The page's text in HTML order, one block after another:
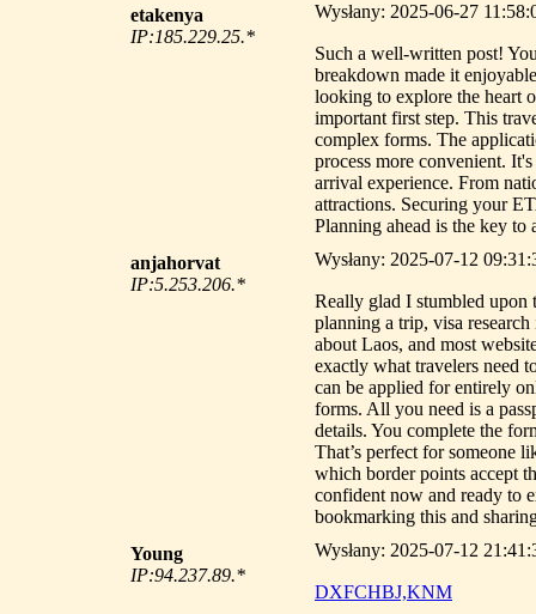
etakenya
IP:185.229.25.*
Wysłany: 2025-06-27
Such a well-written post!
breakdown made it
looking to explore the heart
important first step. This
complex forms. The
process more convenient.
arrival experience. From
attractions. Securing your
Planning ahead is the key to
anjahorvat
IP:5.253.206.*
Wysłany: 2025-07-12
Really glad I stumbled
planning a trip, visa
about Laos, and most
exactly what travelers need
can be applied for entirely
forms. All you need is a
details. You complete the
That’s perfect for someone
which border points accept
confident now and ready to
bookmarking this and
Young
IP:94.237.89.*
Wysłany: 2025-07-12
DXFCHBJ,KNM